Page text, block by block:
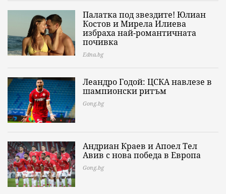
Палатка под звездите! Юлиан
Костов и Мирела Илиева
избраха най-романтичната
почивка
Edna.bg
Леандро Годой: ЦСКА навлезе в
шампионски ритъм
Gong.bg
Андриан Краев и Апоел Тел
Авив с нова победа в Европа
Gong.bg